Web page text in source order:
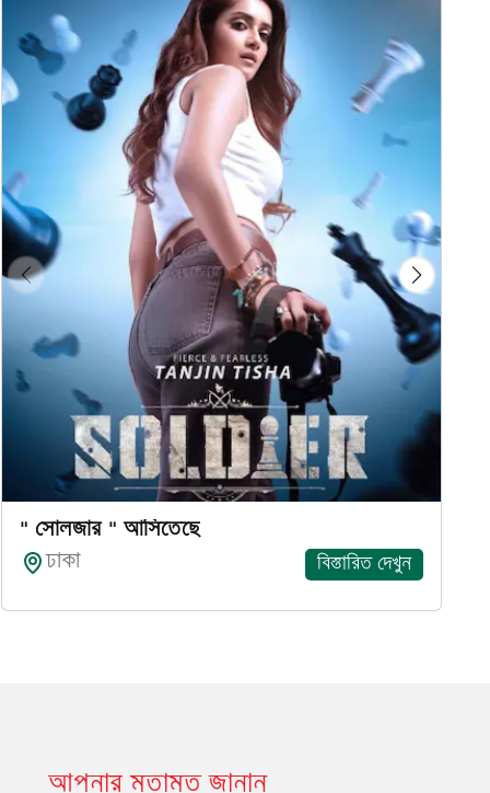
" সোলজার " আসিতেছে
ঢাকা
বিস্তারিত দেখুন
আপনার মতামত জানান